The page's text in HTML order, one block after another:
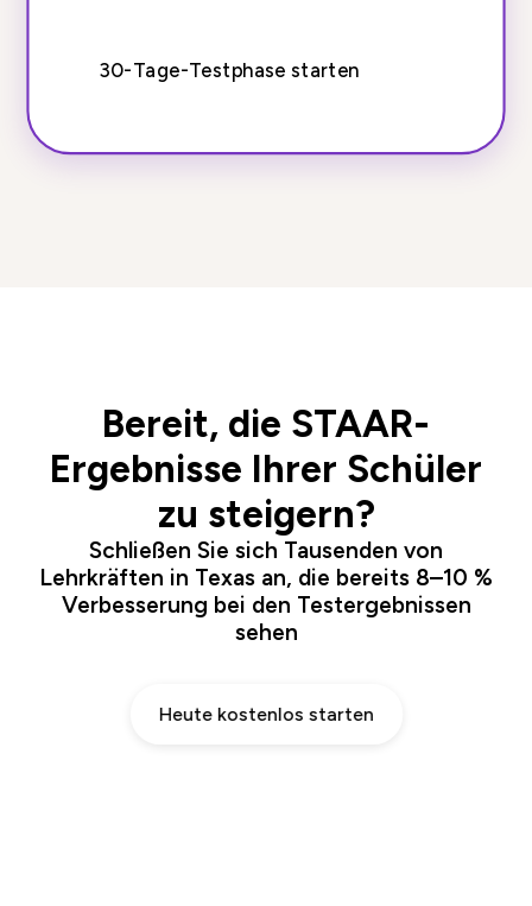
30-Tage-Testphase starten
Bereit, die STAAR-
Ergebnisse Ihrer Schüler
zu steigern?
Schließen Sie sich Tausenden von
Lehrkräften in Texas an, die bereits 8–10 %
Verbesserung bei den Testergebnissen
sehen
Heute kostenlos starten